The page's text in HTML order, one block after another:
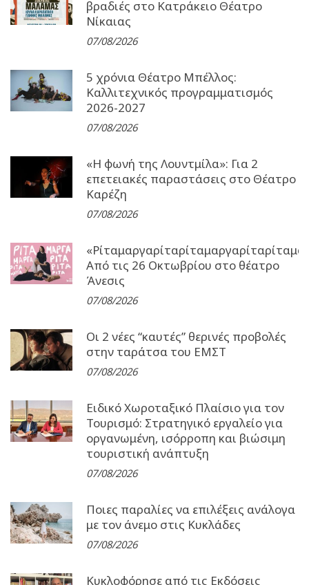
βραδιές στο Κατράκειο Θέατρο
Νίκαιας
07/08/2026
5 χρόνια Θέατρο Μπέλλος:
Καλλιτεχνικός προγραμματισμός
2026-2027
07/08/2026
«Η φωνή της Λουντμίλα»: Για 2
επετειακές παραστάσεις στο Θέατρο
Καρέζη
07/08/2026
Από τις 26 Οκτωβρίου στο θέατρο
Άνεσις
07/08/2026
Οι 2 νέες “καυτές” θερινές προβολές
στην ταράτσα του ΕΜΣΤ
07/08/2026
Ειδικό Χωροταξικό Πλαίσιο για τον
Τουρισμό: Στρατηγικό εργαλείο για
οργανωμένη, ισόρροπη και βιώσιμη
τουριστική ανάπτυξη
07/08/2026
Ποιες παραλίες να επιλέξεις ανάλογα
με τον άνεμο στις Κυκλάδες
07/08/2026
Κυκλοφόρησε από τις Εκδόσεις